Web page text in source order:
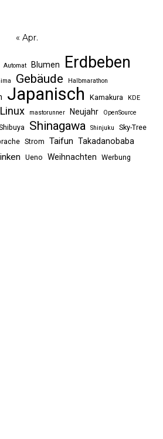
« Apr.
Automat Blumen Erdbeben
Gebäude Halbmarathon
Japanisch Kamakura KDE
Linux mastorunner Neujahr
OpenSource
Shinagawa Shinjuku Sky-Tree
Strom Taifun Takadanobaba
Ueno Weihnachten Werbung